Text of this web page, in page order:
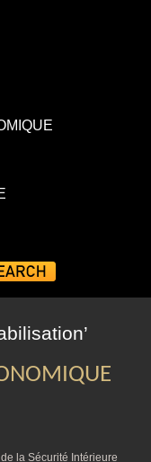
la Sécurité Intérieure